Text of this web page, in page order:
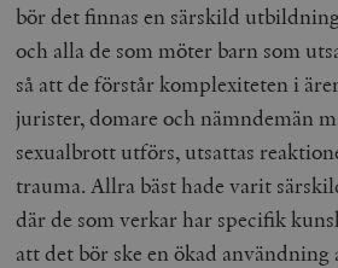
bör det finnas en särskild
och alla de som möter barn som
så att de förstår komplexiteten i
jurister, domare och nämndemän
sexualbrott utförs, utsattas
trauma. Allra bäst hade varit
där de som verkar har specifik
att det bör ske en ökad användning